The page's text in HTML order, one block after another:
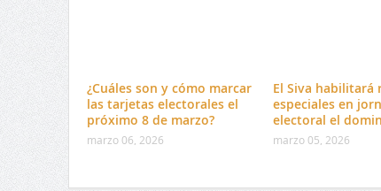
¿Cuáles son y cómo marcar
las tarjetas electorales el
próximo 8 de marzo?
marzo 06, 2026
El Siva habilitará
especiales en
electoral el
marzo 05, 2026